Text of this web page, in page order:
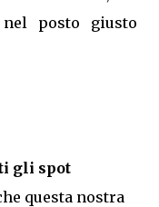
posto giusto
gli spot
questa nostra